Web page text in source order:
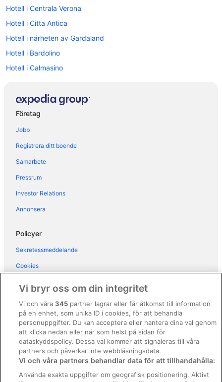
Hotell i Centrala Verona
Hotell i Citta Antica
Hotell i närheten av Gardaland
Hotell i Bardolino
Hotell i Calmasino
Hotell i Castelnuovo del Garda
Hotell i Cavalcaselle
Hotell i Cola
Hotell i Colognola ai Colli
Hotell i Peschiera del Garda
Hotell i Pizzoletta
Hotell i San Pietro in Cariano
Hotell i Sandra
Hotell i Sant'Ambrogio di Valpolicella
Hotell i Sona
Hotell i Valeggio sul Mincio
Hotell i Velo Veronese
Hotell i Verona
Företag
Jobb
Registrera ditt boende
Samarbete
Pressrum
Investor Relations
Annonsera
Policyer
Sekretessmeddelande
Cookies
Regler och villkor för Vrbo
Tillgänglighetsanpassning
Juridisk information/Kontakta oss
Riktlinjer för innehåll och anmäla innehåll
Vi bryr oss om din integritet
Vi och våra345 partner lagrar eller får åtkomst till information
på en enhet, som unika ID i cookies, för att behandla
personuppgifter. Du kan acceptera eller hantera dina val genom
att klicka nedan eller när som helst på sidan för
dataskyddspolicy. Dessa val kommer att signaleras till våra
partners och påverkar inte webbläsningsdata.
Vi och våra partners behandlar data för att tillhandahålla:
Använda exakta uppgifter om geografisk positionering. Aktivt